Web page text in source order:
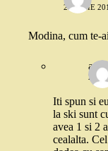
21 IULIE
Modina, cum te-
21
Iti spun si
la ski sunt
avea 1 si 2
cealalta.